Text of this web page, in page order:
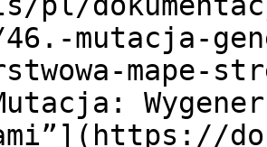
46.-mutacja-
mape-